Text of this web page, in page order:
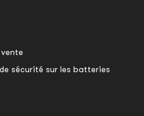
sécurité sur les batteries